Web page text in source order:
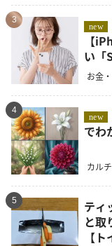
3
new
【
い「
お金
4
new
でわ
カル
5
ティ
と取
【